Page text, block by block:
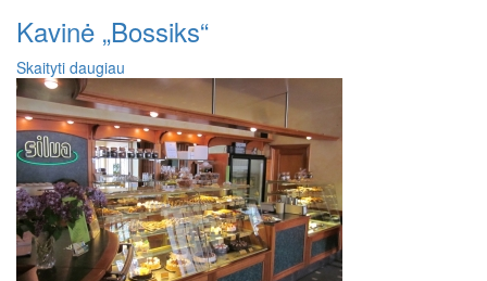
Kavinė „Bossiks“
Skaityti daugiau